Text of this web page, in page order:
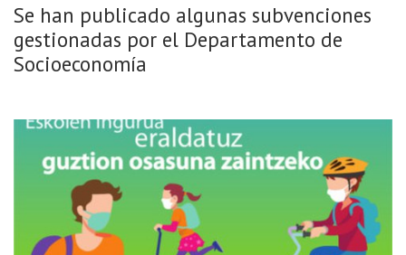
Se han publicado algunas subvenciones
gestionadas por el Departamento de
Socioeconomía